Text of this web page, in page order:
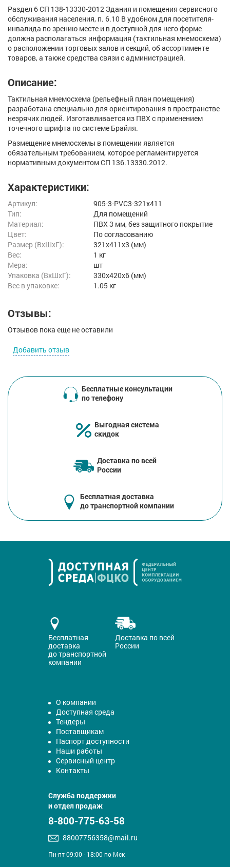
Раздел 6 СП 138-13330-2012 Здания и помещения сервисного
обслуживания населения, п. 6.10 В удобном для посетителя-
инвалида по зрению месте и в доступной для него форме
должна располагаться информация (тактильная мнемосхема)
о расположении торговых залов и секций, об ассортименте
товаров, а также средства связи с администрацией.
Описание:
Тактильная мнемосхема (рельефный план помещения)
разработана специально для ориентирования в пространстве
незрячих людей. Изготавливается из ПВХ с применением
точечного шрифта по системе Брайля.
Размещение мнемосхемы в помещении является
обязательным требованием, которое регламентируется
нормативным документом СП 136.13330.2012.
Характеристики:
Артикул:
905-3-PVC3-321x411
Тип:
Для помещений
Материал:
ПВХ 3 мм, без защитного покрытие
Цвет:
По согласованию
Размер (ВxШxГ):
321x411x3 (мм)
Вес:
1 кг
Мера:
шт
Упаковка (ВхШхГ):
330x420x6 (мм)
Вес в упаковке:
1.05 кг
Отзывы:
Отзывов пока еще не оставили
Добавить отзыв
Бесплатные консультации
по телефону
Выгодная система
скидок
Доставка по всей
России
Бесплатная доставка
до транспортной компании
Бесплатная
доставка
до транспортной
компании
Доставка по всей
России
О компании
Доступная среда
Тендеры
Поставщикам
Паспорт доступности
Наши работы
Сервисный центр
Контакты
Служба поддержки
и отдел продаж
8-800-775-63-58
88007756358@mail.ru
Пн-пт 09:00 - 18:00 по Мск